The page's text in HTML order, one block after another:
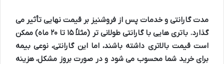
مدت گارانتی و خدمات پس از فروشنیز بر قیمت نهایی تأثیر می
گذارد. باتری هایی با گارانتی طولانی تر (مثلاً ۱۵ تا ۲۰ ماه) ممکن
است قیمت بالاتری داشته باشند، اما این گارانتی، نوعی بیمه
برای خرید شما محسوب می شود و در صورت بروز مشکل، هزینه